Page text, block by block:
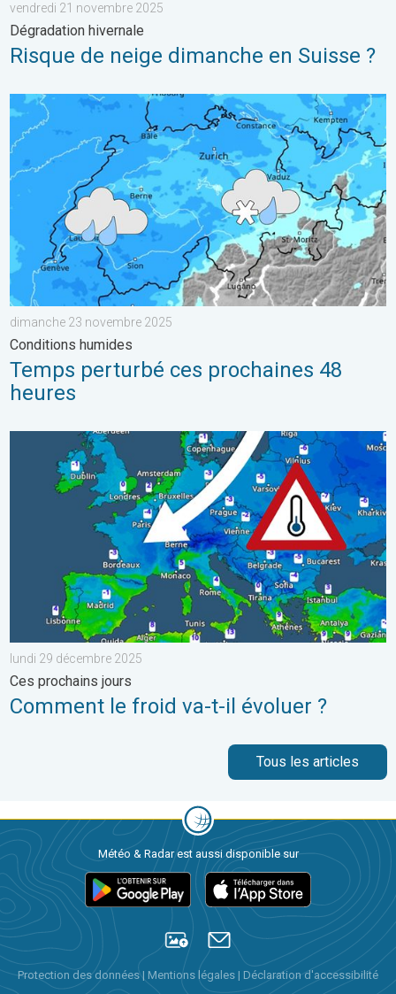
vendredi 21 novembre 2025
Dégradation hivernale
Risque de neige dimanche en Suisse ?
Temps perturbé ces prochaines 48 heures. Conditions
dimanche 23 novembre 2025
Conditions humides
Temps perturbé ces prochaines 48
heures
Comment le froid va-t-il évoluer ?. Ces prochains jours. . .
lundi 29 décembre 2025
Ces prochains jours
Comment le froid va-t-il évoluer ?
Tous les articles
Météo & Radar est aussi disponible sur
Protection des données| Mentions légales | Déclaration d'accessibilité